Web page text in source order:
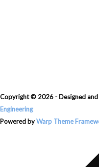
Copyright © 2026 - Designed
Engineering
Powered byWarp Theme